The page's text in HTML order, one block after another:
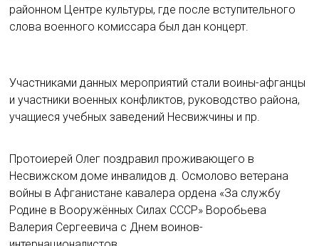
районном Центре культуры, где после вступительного
слова военного комиссара был дан концерт.
Участниками данных мероприятий стали воины-афганцы
и участники военных конфликтов, руководство района,
учащиеся учебных заведений Несвижчины и пр.
Протоиерей Олег поздравил проживающего в
Несвижском доме инвалидов д. Осмолово ветерана
войны в Афганистане кавалера ордена «За службу
Родине в Вооружённых Силах СССР» Воробьева
Валерия Сергеевича с Днем воинов-